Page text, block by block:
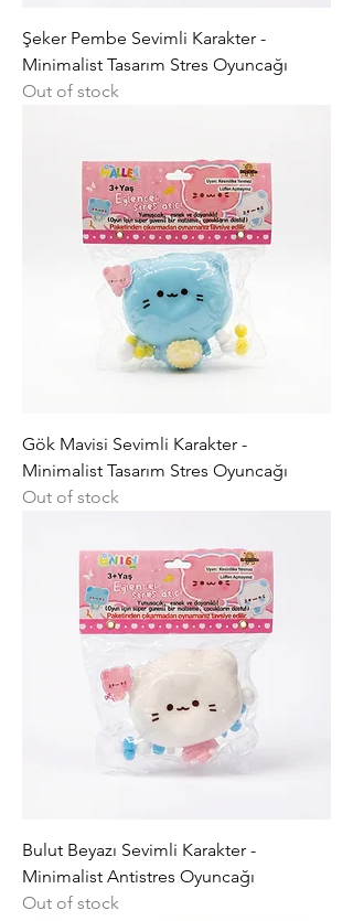
Şeker Pembe Sevimli Karakter -
Minimalist Tasarım Stres Oyuncağı
Out of stock
Gök Mavisi Sevimli Karakter -
Minimalist Tasarım Stres Oyuncağı
Out of stock
Bulut Beyazı Sevimli Karakter -
Minimalist Antistres Oyuncağı
Out of stock